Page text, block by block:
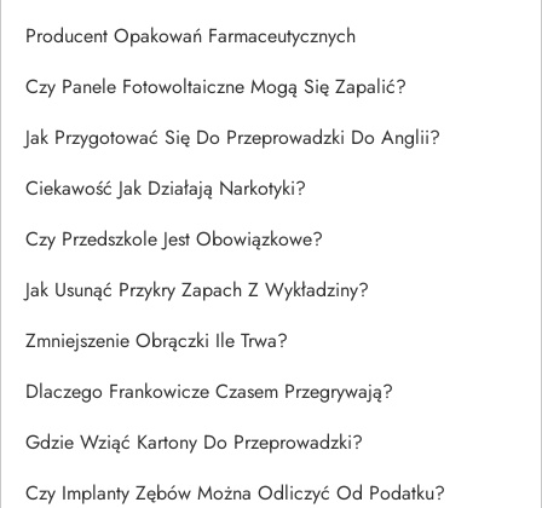
Producent Opakowań Farmaceutycznych
Czy Panele Fotowoltaiczne Mogą Się Zapalić?
Jak Przygotować Się Do Przeprowadzki Do Anglii?
Ciekawość Jak Działają Narkotyki?
Czy Przedszkole Jest Obowiązkowe?
Jak Usunąć Przykry Zapach Z Wykładziny?
Zmniejszenie Obrączki Ile Trwa?
Dlaczego Frankowicze Czasem Przegrywają?
Gdzie Wziąć Kartony Do Przeprowadzki?
Czy Implanty Zębów Można Odliczyć Od Podatku?